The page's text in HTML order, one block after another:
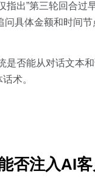
出”第三轮回合过
具体金额和时间节
否能从对话文本和
术。
否注入AI